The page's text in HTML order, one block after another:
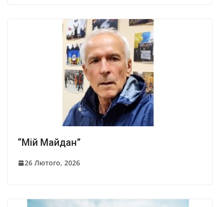
“Мій Майдан”
26 Лютого, 2026